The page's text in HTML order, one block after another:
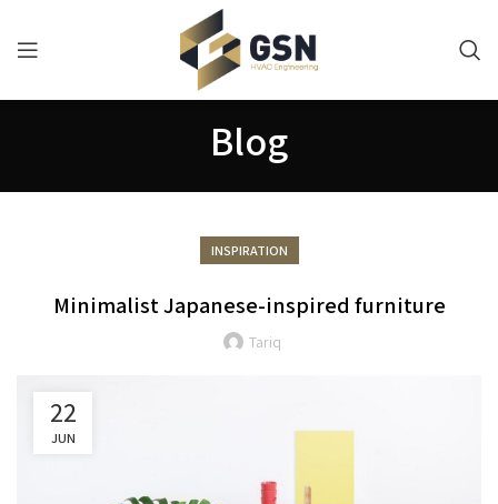
Blog
INSPIRATION
Minimalist Japanese-inspired furniture
Tariq
22
JUN